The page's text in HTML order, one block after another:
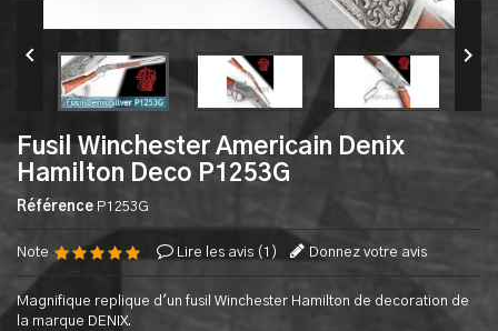
 
Fusil Winchester Americain Denix
Hamilton Deco P1253G
Référence P1253G
Note Lire les avis ( 1 ) Donnez votre avis
Magnifique replique d'un fusil Winchester Hamilton de decoration de
la marque DENIX.